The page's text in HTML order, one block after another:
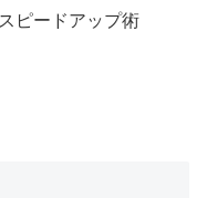
ピードアップ術